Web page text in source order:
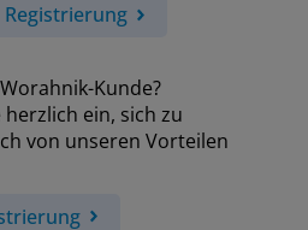
Kunde?
ein, sich zu
von unseren Vorteilen